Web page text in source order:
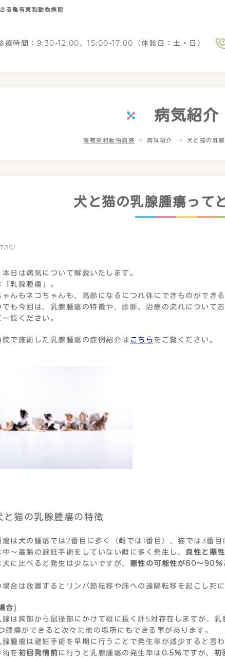
る亀有東和動物病院
療時間：9:30-12:00、15:00-17:00（休診日：土・日）
病気紹介
亀有東和動物病院 病気紹介 犬と猫の乳
犬と猫の乳腺腫瘍って
10/
本日は病気について解説いたします。
乳腺腫瘍」。
ゃんもネコちゃんも、高齢になるにつれ体にできものができ
でも今回は、乳腺腫瘍の特徴や、診断、治療の流れについてお
読ください。
院で施術した乳腺腫瘍の症例紹介は こちらをご覧ください。
と猫の乳腺腫瘍の特徴
瘍は犬の腫瘍では2番目に多く（雌では1番目）、猫では3番目
～高齢の避妊手術をしていない雌に多く発生し、 良性と悪
に比べると発生は少ないですが、 悪性の可能性が80～90％
場合は放置するとリンパ節転移や肺への遠隔転移を起こし死に
場合)
腺は胸部から鼠径部にかけて縦に長く計5対存在しますが、
腫瘍ができると次々に他の場所にもできる事があります。
腺腫瘍は避妊手術を早期に行うことで発生率が減少すると言わ
を初回発情前に行うと乳腺腫瘍の発生率は0.5％ ですが、 初